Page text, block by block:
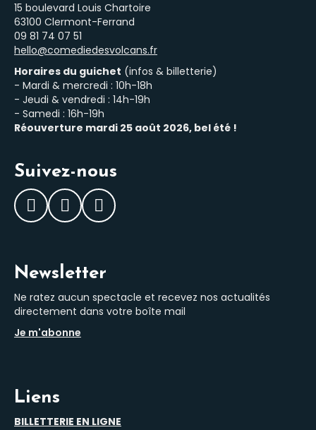
15 boulevard Louis Chartoire
63100 Clermont-Ferrand
‭09 81 74 07 51‬
hello@comediedesvolcans.fr
Horaires du guichet (infos & billetterie)
- Mardi & mercredi : 10h-18h
- Jeudi & vendredi : 14h-19h
- Samedi : 16h-19h
Réouverture mardi 25 août 2026, bel été !
Suivez-nous
Facebook
InstagramLinkedIn
Newsletter
Ne ratez aucun spectacle et recevez nos actualités
directement dans votre boîte mail
Je m'abonne
Liens
BILLETTERIE EN LIGNE